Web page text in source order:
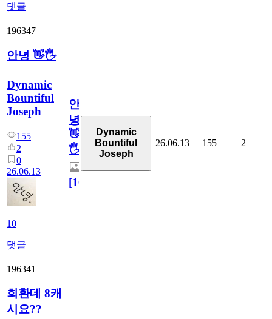
댓글
196347
안녕 👋🖐
Dynamic
Bountiful
Joseph
155
2
0
26.06.13
10
댓글
안
녕
👋
🖐
[10
Dynamic
Bountiful
Joseph
26.06.13 155 2
196341
회환데 8캐
시요??